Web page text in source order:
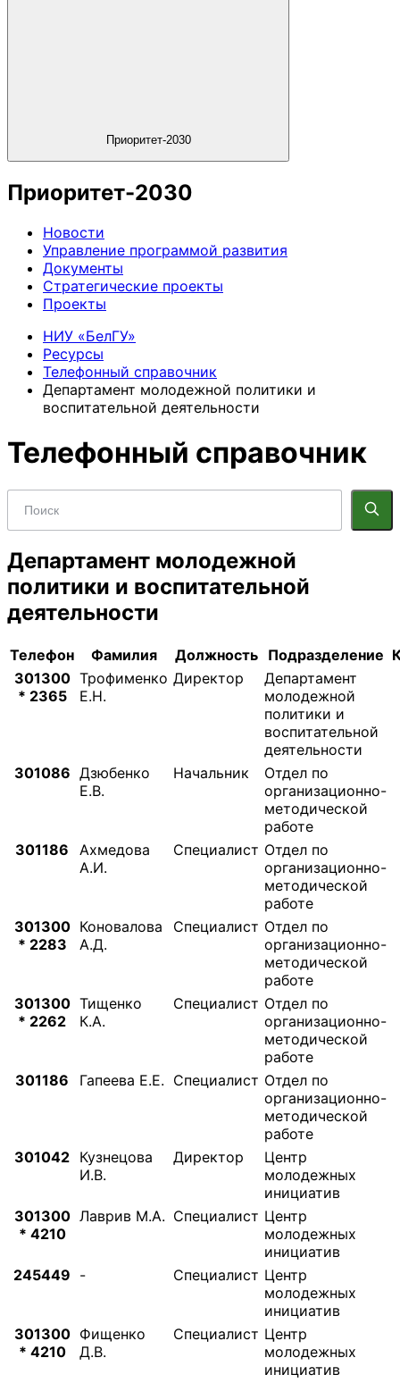
Приоритет-2030
Приоритет-2030
Новости
Управление программой развития
Документы
Стратегические проекты
Проекты
НИУ «БелГУ»
Ресурсы
Телефонный справочник
Департамент молодежной политики и
воспитательной деятельности
Телефонный справочник
Департамент молодежной
политики и воспитательной
деятельности
Телефон Фамилия Должность Подразделение
301300
* 2365
Трофименко
Е.Н.
Директор
Департамент
молодежной
политики и
воспитательной
деятельности
301086 Дзюбенко
Е.В.
Начальник
Отдел по
организационно-
методической
работе
301186
Ахмедова
А.И.
Специалист Отдел по
организационно-
методической
работе
301300
* 2283
Коновалова
А.Д.
Специалист Отдел по
организационно-
методической
работе
301300
* 2262
Тищенко
К.А.
Специалист Отдел по
организационно-
методической
работе
301186
Гапеева Е.Е. Специалист Отдел по
организационно-
методической
работе
301042 Кузнецова
И.В.
Директор
Центр
молодежных
инициатив
301300
* 4210
Лаврив М.А. Специалист Центр
молодежных
инициатив
245449 - Специалист Центр
молодежных
инициатив
301300
* 4210
Фищенко
Д.В.
Специалист Центр
молодежных
инициатив